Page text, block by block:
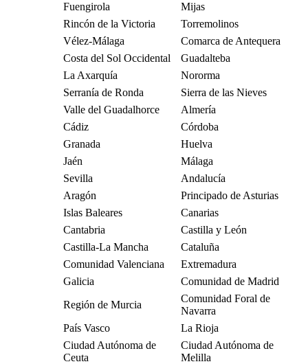
Fuengirola
Mijas
Rincón de la Victoria
Torremolinos
Vélez-Málaga
Comarca de Antequera
Costa del Sol Occidental
Guadalteba
La Axarquía
Nororma
Serranía de Ronda
Sierra de las Nieves
Valle del Guadalhorce
Almería
Cádiz
Córdoba
Granada
Huelva
Jaén
Málaga
Sevilla
Andalucía
Aragón
Principado de Asturias
Islas Baleares
Canarias
Cantabria
Castilla y León
Castilla-La Mancha
Cataluña
Comunidad Valenciana
Extremadura
Galicia
Comunidad de Madrid
Región de Murcia
Comunidad Foral de
Navarra
País Vasco
La Rioja
Ciudad Autónoma de
Ceuta
Ciudad Autónoma de
Melilla